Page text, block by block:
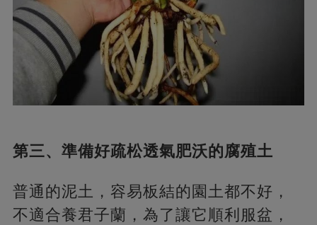
第三、準備好疏松透氣肥沃的腐殖土
普通的泥土，容易板結的園土都不好，
不適合養君子蘭，為了讓它順利服盆，